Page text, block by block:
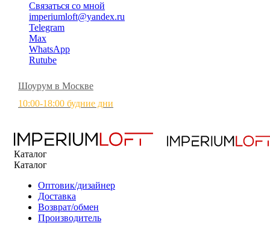
Связаться со мной
imperiumloft@yandex.ru
Telegram
Max
WhatsApp
Rutube
Шоурум в Москве
10:00-18:00 будние дни
Каталог
Каталог
Оптовик/дизайнер
Доставка
Возврат/обмен
Производитель